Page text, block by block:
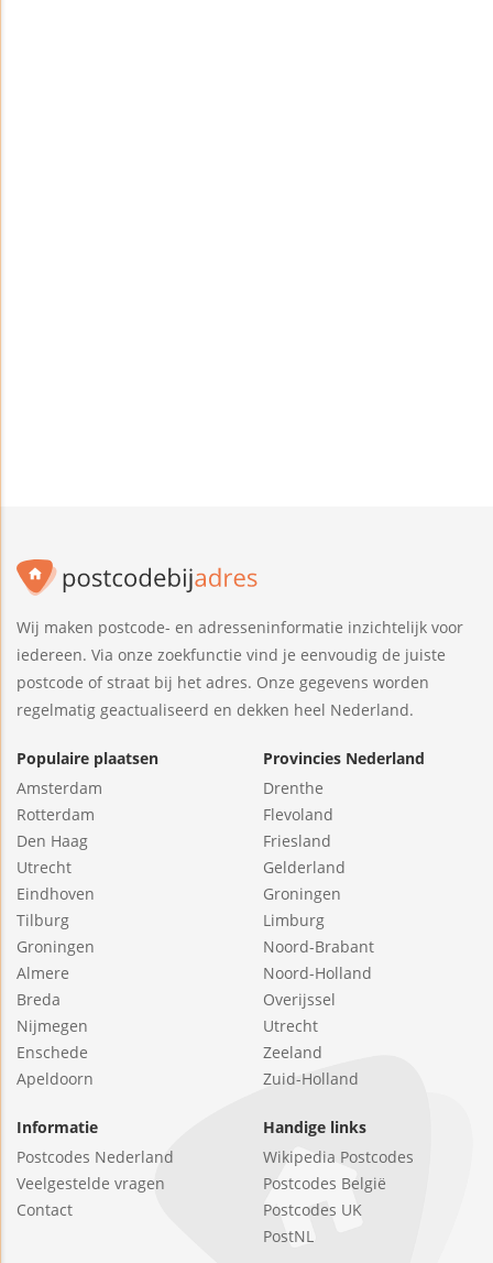
Wij maken postcode- en adresseninformatie inzichtelijk voor
iedereen. Via onze zoekfunctie vind je eenvoudig de juiste
postcode of straat bij het adres. Onze gegevens worden
regelmatig geactualiseerd en dekken heel Nederland.
Populaire plaatsen
Amsterdam
Rotterdam
Den Haag
Utrecht
Eindhoven
Tilburg
Groningen
Almere
Breda
Nijmegen
Enschede
Apeldoorn
Provincies Nederland
Drenthe
Flevoland
Friesland
Gelderland
Groningen
Limburg
Noord-Brabant
Noord-Holland
Overijssel
Utrecht
Zeeland
Zuid-Holland
Informatie
Postcodes Nederland
Veelgestelde vragen
Contact
Handige links
Wikipedia Postcodes
Postcodes België
Postcodes UK
PostNL